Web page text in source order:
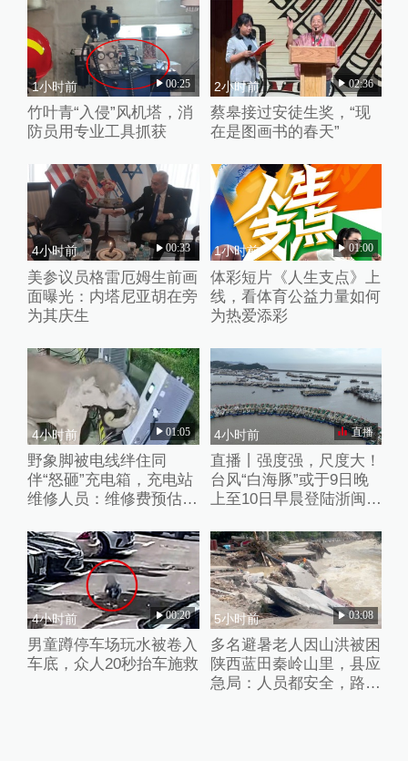
1小时前 00:25
竹叶青“入侵”风机塔，消
防员用专业工具抓获
2小时前 02:36
蔡皋接过安徒生奖，“现
在是图画书的春天”
4小时前 00:33
美参议员格雷厄姆生前画
面曝光：内塔尼亚胡在旁
为其庆生
1小时前 01:00
体彩短片《人生支点》上
线，看体育公益力量如何
为热爱添彩
4小时前 01:05
野象脚被电线绊住同
伴“怒砸”充电箱，充电站
维修人员：维修费预估2
4小时前 直播
直播丨强度强，尺度大！
台风“白海豚”或于9日晚
上至10日早晨登陆浙闽沿
4小时前 00:20
男童蹲停车场玩水被卷入
车底，众人20秒抬车施救
5小时前 03:08
多名避暑老人因山洪被困
陕西蓝田秦岭山里，县应
急局：人员都安全，路暂